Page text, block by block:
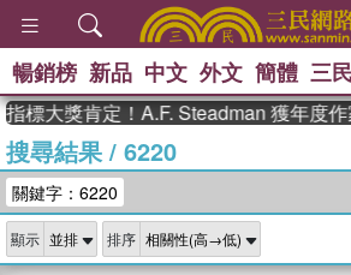
、 The
獎 臺灣漫遊錄
登輝時代
偉大的迷走神經
暢銷榜 新品 中文 外文 簡體 三
標大獎肯定！A.F. Steadman 獲年度作
搜尋結果/ 6220
關鍵字：6220
顯示 排序